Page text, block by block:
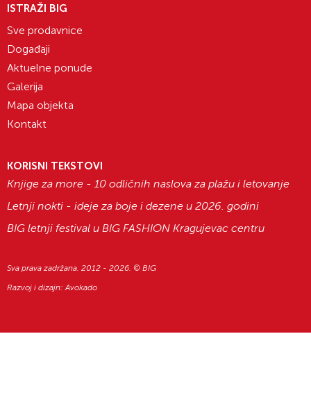
ISTRAŽI BIG
Sve prodavnice
Događaji
Aktuelne ponude
Galerija
Mapa objekta
Kontakt
KORISNI TEKSTOVI
Knjige za more - 10 odličnih naslova za plažu i letovanje
Letnji nokti - ideje za boje i dezene u 2026. godini
BIG letnji festival u BIG FASHION Kragujevac centru
Sva prava zadržana. 2012 - 2026. © BIG
Razvoj i dizajn:Avokado